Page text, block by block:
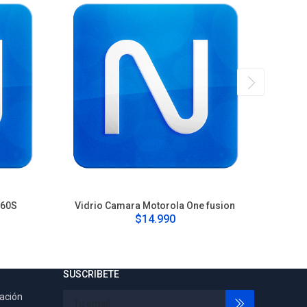
Vidrio Camara Motorola One fusion
$14.990
SUSCRIBETE